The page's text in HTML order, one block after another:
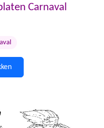
Carnaval